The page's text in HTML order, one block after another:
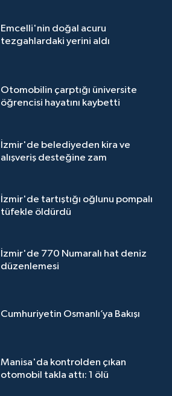
Emcelli'nin doğal acuru
tezgahlardaki yerini aldı
Otomobilin çarptığı üniversite
öğrencisi hayatını kaybetti
İzmir'de belediyeden kira ve
alışveriş desteğine zam
İzmir'de tartıştığı oğlunu pompalı
tüfekle öldürdü
İzmir'de 770 Numaralı hat deniz
düzenlemesi
Cumhuriyetin Osmanlı’ya Bakışı
Manisa'da kontrolden çıkan
otomobil takla attı: 1 ölü